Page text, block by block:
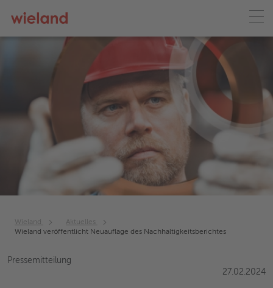
Wieland
Aktuelles
Wieland veröffentlicht Neuauflage des Nachhaltigkeitsberichtes
Pressemitteilung
27.02.2024